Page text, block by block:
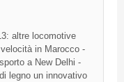
altre locomotive
in Marocco -
a New Delhi -
legno un innovativo